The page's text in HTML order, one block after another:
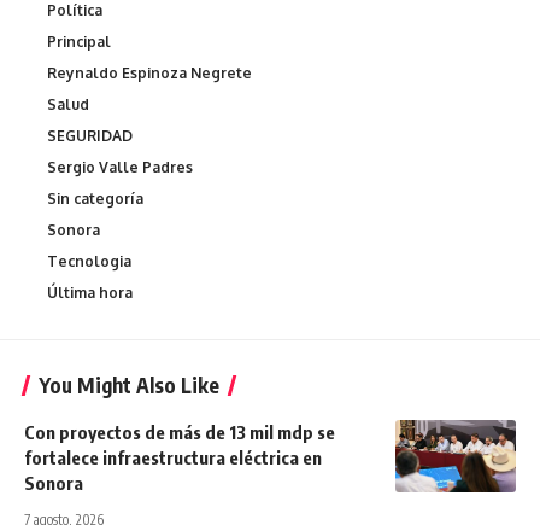
Política
Principal
Reynaldo Espinoza Negrete
Salud
SEGURIDAD
Sergio Valle Padres
Sin categoría
Sonora
Tecnologia
Última hora
You Might Also Like
Con proyectos de más de 13 mil mdp se
fortalece infraestructura eléctrica en
Sonora
7 agosto, 2026